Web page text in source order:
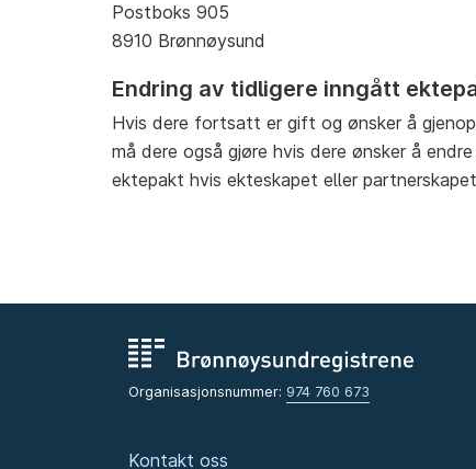
Postboks 905
8910 Brønnøysund
Endring av tidligere inngått
Hvis dere fortsatt er gift og ønsker å
må dere også gjøre hvis dere ønsker å
ektepakt hvis ekteskapet eller
Organisasjonsnummer: 974 760 673
Kontakt oss